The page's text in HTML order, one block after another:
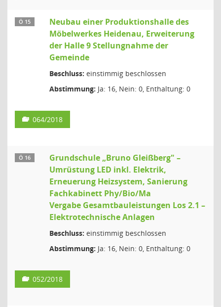
Ö 15
Neubau einer Produktionshalle des
Möbelwerkes Heidenau, Erweiterung
der Halle 9 Stellungnahme der
Gemeinde
Beschluss: einstimmig beschlossen
Abstimmung: Ja: 16, Nein: 0, Enthaltung: 0
064/2018
Ö 16
Grundschule „Bruno Gleißberg" –
Umrüstung LED inkl. Elektrik,
Erneuerung Heizsystem, Sanierung
Fachkabinett Phy/Bio/Ma
Vergabe Gesamtbauleistungen Los 2.1 –
Elektrotechnische Anlagen
Beschluss: einstimmig beschlossen
Abstimmung: Ja: 16, Nein: 0, Enthaltung: 0
052/2018